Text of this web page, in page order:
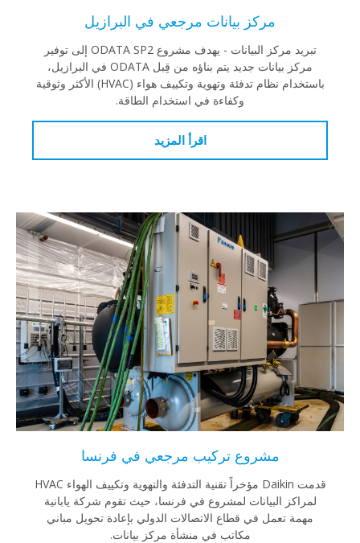
مركز بيانات مرجعي في البرازيل
تبريد مركز البيانات - يهدف مشروع ODATA SP2 إلى توفير
مركز بيانات جديد يتم بناؤه من قِبل ODATA في البرازيل،
باستخدام نظام تدفئة وتهوية وتكييف هواء (HVAC) الأكثر وثوقية
وكفاءة في استخدام الطاقة.
اقرأ المزيد
مشروع تركيب مرجعي في فرنسا
قدمت Daikin مؤخراً تقنية التدفئة والتهوية وتكييف الهواء HVAC
لمراكز البيانات لمشروع في فرنسا، حيث تقوم شركة يابانية
مهمة تعمل في قطاع الاتصالات الدولي بإعادة تحويل مباني
مكاتب في منشأة مركز بيانات.